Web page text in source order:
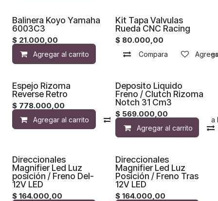
Balinera Koyo Yamaha
6003C3
$ 21.000,00
Agregar al carrito Agregar a la lista de
Kit Tapa Valvulas
Rueda CNC Racing
$ 80.000,00
Compara
Espejo Rizoma
Reverse Retro
$ 778.000,00
Agregar al carrito Compara Agregar a la
Deposito Liquido
Freno / Clutch Rizoma
Notch 31 Cm3
$ 569.000,00
Agregar al carrito
¡Nuevo!
Direccionales
Magnifier Led Luz
posición / Freno Del-
12V LED
$ 164.000,00
¡Nuevo!
Direccionales
Magnifier Led Luz
Posición / Freno Tras
12V LED
$164.000,00